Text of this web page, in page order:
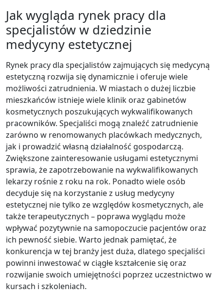
Jak wygląda rynek pracy dla
specjalistów w dziedzinie
medycyny estetycznej
Rynek pracy dla specjalistów zajmujących się medycyną
estetyczną rozwija się dynamicznie i oferuje wiele
możliwości zatrudnienia. W miastach o dużej liczbie
mieszkańców istnieje wiele klinik oraz gabinetów
kosmetycznych poszukujących wykwalifikowanych
pracowników. Specjaliści mogą znaleźć zatrudnienie
zarówno w renomowanych placówkach medycznych,
jak i prowadzić własną działalność gospodarczą.
Zwiększone zainteresowanie usługami estetycznymi
sprawia, że zapotrzebowanie na wykwalifikowanych
lekarzy rośnie z roku na rok. Ponadto wiele osób
decyduje się na korzystanie z usług medycyny
estetycznej nie tylko ze względów kosmetycznych, ale
także terapeutycznych – poprawa wyglądu może
wpływać pozytywnie na samopoczucie pacjentów oraz
ich pewność siebie. Warto jednak pamiętać, że
konkurencja w tej branży jest duża, dlatego specjaliści
powinni inwestować w ciągłe kształcenie się oraz
rozwijanie swoich umiejętności poprzez uczestnictwo w
kursach i szkoleniach.